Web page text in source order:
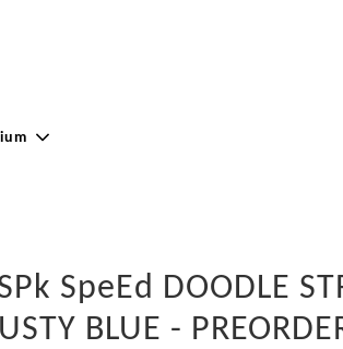
SpeEd DOODLE
BLUE -